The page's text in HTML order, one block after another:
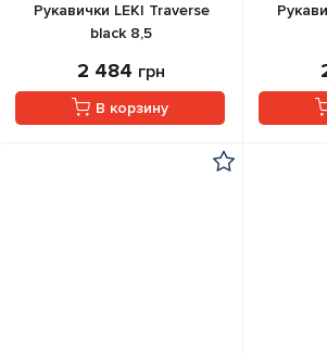
Рукавички LEKI Traverse
black 8,5
2 484 грн
В корзину